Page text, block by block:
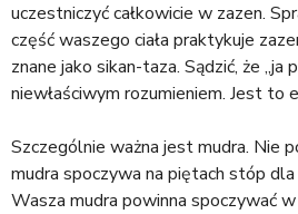
uczestniczyć całkowicie w zazen.
część waszego ciała praktykuje
znane jako sikan-taza. Sądzić, że „ja
niewłaściwym rozumieniem. Jest to
Szczególnie ważna jest mudra. Nie
mudra spoczywa na piętach stóp
Wasza mudra powinna spoczywać